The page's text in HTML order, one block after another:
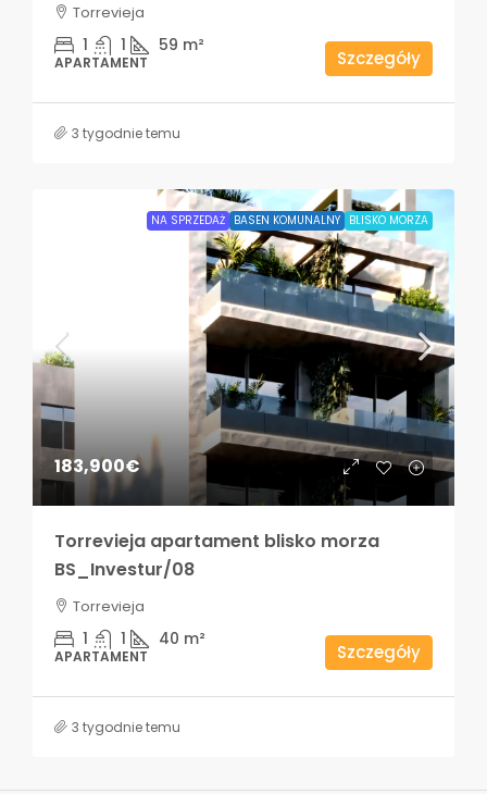
Torrevieja
1 1 59 m²
APARTAMENT Szczegóły
3 tygodnie temu
NA SPRZEDAŻ BASEN KOMUNALNY BLISKO MORZA
183,900€
Torrevieja apartament blisko morza
BS_Investur/08
Torrevieja
1 1 40 m²
APARTAMENT Szczegóły
3 tygodnie temu